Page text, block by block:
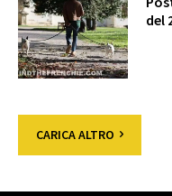
del
CARICA ALTRO